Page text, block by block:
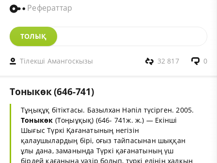
Рефераттар
ТОЛЫҚ
Тiлекшi Амангоскызы 0
32 817
Тоныкөк (646-741)
Тұңықұқ бітіктасы. Базылхан Нәпіл түсірген. 2005.
Тоныкөк (Тоңыұқық) (646- 741ж. ж.) — Екінші
Шығыс Түркі Қағанатының негізін
қалаушылардың бірі, оғыз тайпасынан шыққан
ұлы дана, заманында Түркі қағанатының үш
бірдей қағанына уәзір болып, түркі елінің халқын